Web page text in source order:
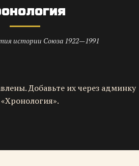
истории Союза 1922—1991
Добавьте их через админку